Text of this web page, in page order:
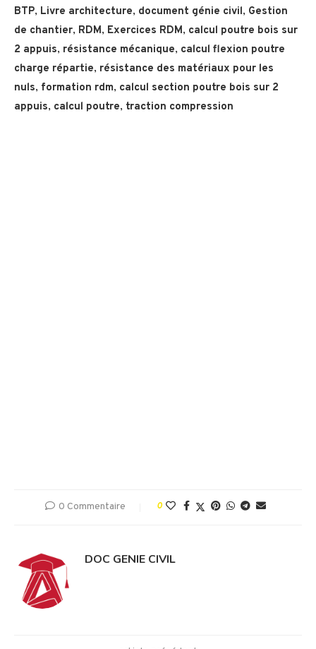
BTP, Livre architecture, document génie civil, Gestion
de chantier, RDM, Exercices RDM, calcul poutre bois sur
2 appuis, résistance mécanique, calcul flexion poutre
charge répartie, résistance des matériaux pour les
nuls, formation rdm, calcul section poutre bois sur 2
appuis, calcul poutre, traction compression
0 Commentaire 0
DOC GENIE CIVIL